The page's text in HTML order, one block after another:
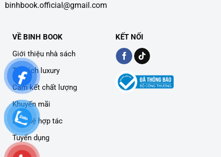
binhbook.official@gmail.com
VỀ BINH BOOK
Giới thiệu nhà sách
Tủ sách luxury
Cam kết chất lượng
Khuyến mãi
Liên hệ hợp tác
Tuyển dụng
KẾT NỐI